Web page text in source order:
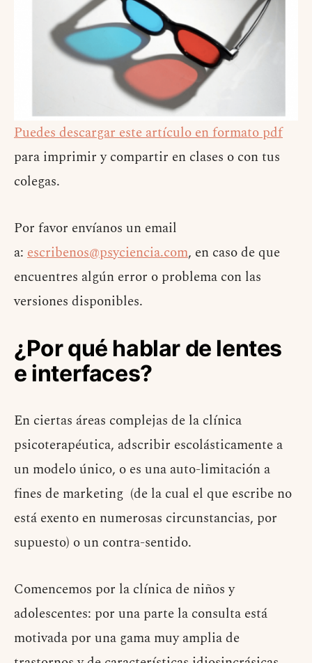
Puedes descargar este artículo en formato pdf
para imprimir y compartir en clases o con tus
colegas.
Por favor envíanos un email
a: escribenos@psyciencia.com, en caso de que
encuentres algún error o problema con las
versiones disponibles.
¿Por qué hablar de lentes
e interfaces?
En ciertas áreas complejas de la clínica
psicoterapéutica, adscribir escolásticamente a
un modelo único, o es una auto-limitación a
fines de marketing (de la cual el que escribe no
está exento en numerosas circunstancias, por
supuesto) o un contra-sentido.
Comencemos por la clínica de niños y
adolescentes: por una parte la consulta está
motivada por una gama muy amplia de